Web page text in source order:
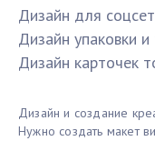
Дизайн для
Дизайн упаковки и
Дизайн карточек
Дизайн и создание
Нужно создать макет